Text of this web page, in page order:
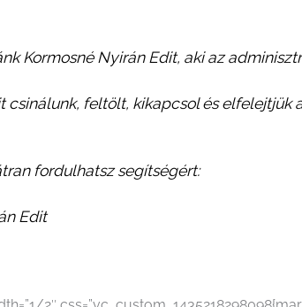
Kormosné Nyirán Edit, aki az
csinálunk, feltölt, kikapcsol és
fordulhatsz segítségért:
Edit